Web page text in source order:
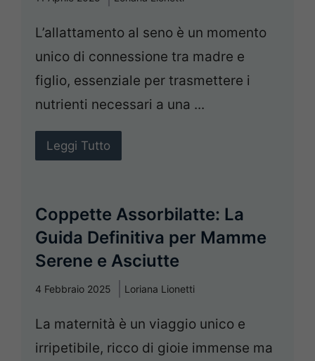
L’allattamento al seno è un momento
unico di connessione tra madre e
figlio, essenziale per trasmettere i
nutrienti necessari a una ...
Leggi Tutto
Coppette Assorbilatte: La
Guida Definitiva per Mamme
Serene e Asciutte
4 Febbraio 2025 Loriana Lionetti
La maternità è un viaggio unico e
irripetibile, ricco di gioie immense ma